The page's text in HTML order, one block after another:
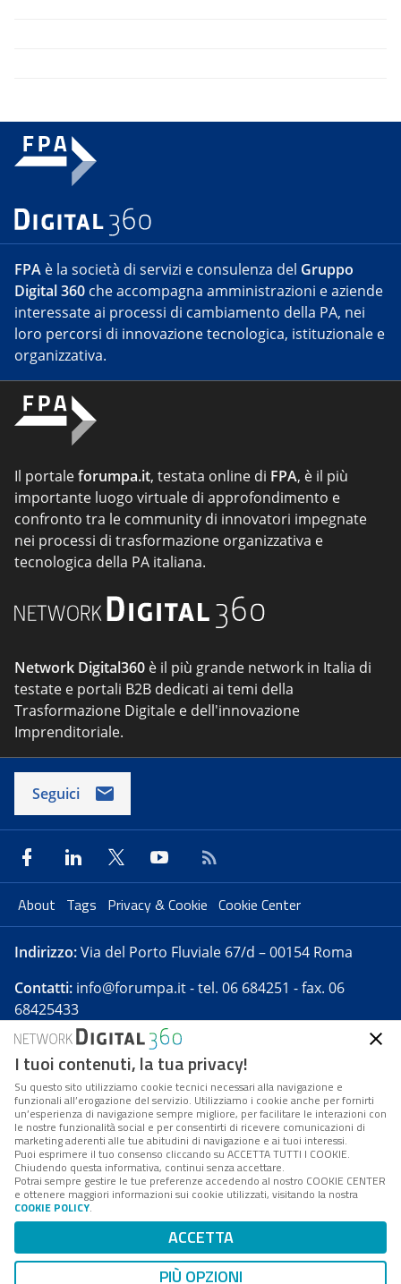
FPA è la società di servizi e consulenza del Gruppo
Digital 360 che accompagna amministrazioni e aziende
interessate ai processi di cambiamento della PA, nei
loro percorsi di innovazione tecnologica, istituzionale e
organizzativa.
Il portaleforumpa.it, testata online di FPA, è il più
importante luogo virtuale di approfondimento e
confronto tra le community di innovatori impegnate
nei processi di trasformazione organizzativa e
tecnologica della PA italiana.
Network Digital360 è il più grande network in Italia di
testate e portali B2B dedicati ai temi della
Trasformazione Digitale e dell'innovazione
Imprenditoriale.
Seguici
About Tags Privacy & Cookie Cookie Center
Indirizzo:Via del Porto Fluviale 67/d – 00154 Roma
Contatti: info@forumpa.it- tel. 06 684251 - fax. 06
68425433
Forumpa.itè una pubblicazione telematica iscritta
presso Registro della stampa del Tribunale di Roma -
Reg. n. 182 del 2 maggio 2008 - Direttore resp. Michela
Stentella
FPA s.r.l. è società soggetta a Direzione e
Coordinamento da parte di Digital360 S.p.A. - FPA s.r.l.
è un'azienda certificata per il sistema di management
Codice Fiscale/Partita IVA n. 10693191008 - R.E.A. Roma
n. 1249791. ISP AWS
Mappa del sito
I tuoi contenuti, la tua privacy!
Su questo sito utilizziamo cookie tecnici necessari alla navigazione e
funzionali all’erogazione del servizio. Utilizziamo i cookie anche per fornirti
un’esperienza di navigazione sempre migliore, per facilitare le interazioni con
le nostre funzionalità social e per consentirti di ricevere comunicazioni di
marketing aderenti alle tue abitudini di navigazione e ai tuoi interessi.
Puoi esprimere il tuo consenso cliccando su ACCETTA TUTTI I COOKIE.
Chiudendo questa informativa, continui senza accettare.
Potrai sempre gestire le tue preferenze accedendo al nostro COOKIE CENTER
e ottenere maggiori informazioni sui cookie utilizzati, visitando la nostra
COOKIE POLICY.
ACCETTA
PIÙ OPZIONI